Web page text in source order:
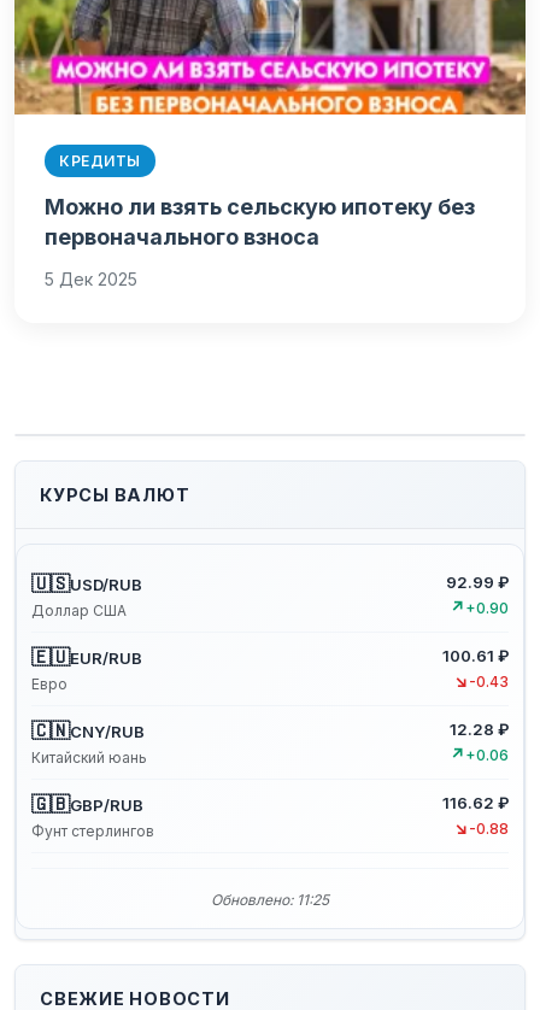
КРЕДИТЫ
Можно ли взять сельскую ипотеку без
первоначального взноса
5 Дек 2025
КУРСЫ ВАЛЮТ
🇺🇸USD/RUB
Доллар США
92.99 ₽
↗ +0.90
🇪🇺EUR/RUB
Евро
100.61 ₽
↘ -0.43
🇨🇳CNY/RUB
Китайский юань
12.28 ₽
↗ +0.06
🇬🇧GBP/RUB
Фунт стерлингов
116.62 ₽
↘ -0.88
Обновлено: 11:25
СВЕЖИЕ НОВОСТИ